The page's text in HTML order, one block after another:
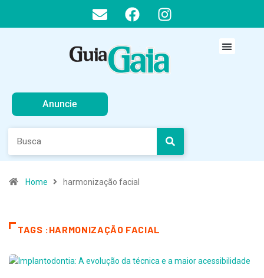
Anuncie
Home harmonização facial
TAGS :HARMONIZAÇÃO FACIAL